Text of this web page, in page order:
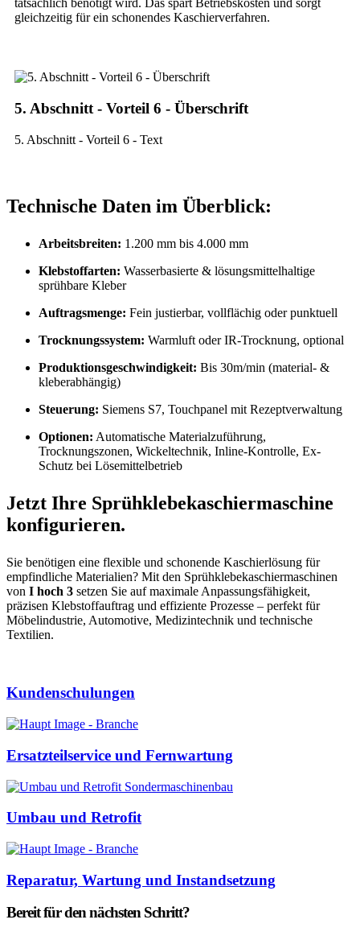
tatsächlich benötigt wird. Das spart Betriebskosten und sorgt
gleichzeitig für ein schonendes Kaschierverfahren.
5. Abschnitt - Vorteil 6 - Überschrift
5. Abschnitt - Vorteil 6 - Text
Technische Daten im Überblick:
Arbeitsbreiten: 1.200 mm bis 4.000 mm
Klebstoffarten: Wasserbasierte & lösungsmittelhaltige
sprühbare Kleber
Auftragsmenge: Fein justierbar, vollflächig oder punktuell
Trocknungssystem: Warmluft oder IR-Trocknung, optional
Produktionsgeschwindigkeit: Bis 30m/min (material- &
kleberabhängig)
Steuerung: Siemens S7, Touchpanel mit Rezeptverwaltung
Optionen: Automatische Materialzuführung,
Trocknungszonen, Wickeltechnik, Inline-Kontrolle, Ex-
Schutz bei Lösemittelbetrieb
Jetzt Ihre Sprühklebekaschiermaschine
konfigurieren.
Sie benötigen eine flexible und schonende Kaschierlösung für
empfindliche Materialien? Mit den Sprühklebekaschiermaschinen
von I hoch 3 setzen Sie auf maximale Anpassungsfähigkeit,
präzisen Klebstoffauftrag und effiziente Prozesse – perfekt für
Möbelindustrie, Automotive, Medizintechnik und technische
Textilien.
Kundenschulungen
Ersatzteilservice und Fernwartung
Umbau und Retrofit
Reparatur, Wartung und Instandsetzung
Bereit für den nächsten Schritt?